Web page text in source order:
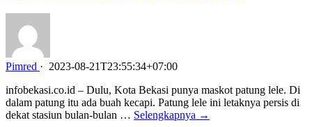
Pimred · 2023-08-21T23:55:34+07:00
infobekasi.co.id – Dulu, Kota Bekasi punya maskot patung lele. Di
dalam patung itu ada buah kecapi. Patung lele ini letaknya persis di
dekat stasiun bulan-bulan … Selengkapnya →